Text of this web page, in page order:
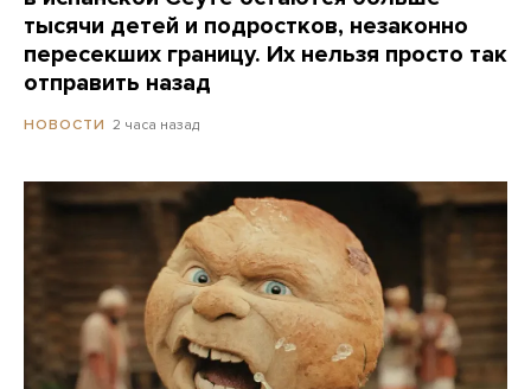
тысячи детей и подростков, незаконно
пересекших границу. Их нельзя просто так
отправить назад
НОВОСТИ 2 часа назад